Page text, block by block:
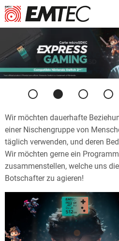
Direkt
zum
Inhalt
Vorherige
Wir möchten dauerhafte
einer Nischengruppe von
täglich verwenden, und deren
Wir möchten gerne ein
zusammenstellen, welche uns
Botschafter zu agieren!